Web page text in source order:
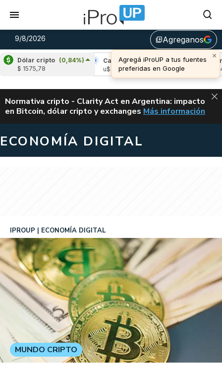
9/8/2026 library_addAgreganos
×
Agregá iProUP a tus fuentes
preferidas en Google
Dólar cripto (0,84%)
$ 1575,78
(-0,19%)
Cardano
(-1,36%)
u$s 0,20
ALERTA
Normativa cripto - Clarity Act en Argentina: impacto
en Bitcoin, dólar cripto y exchanges CLARITY ACT EN
Más información
ECONOMÍA DIGITAL
IPROUP ECONOMÍA DIGITAL
MUNDO CRIPTO